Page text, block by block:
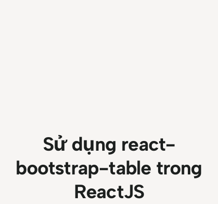
Sử dụng react-
bootstrap-table trong
ReactJS